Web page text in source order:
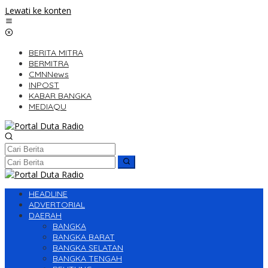
Lewati ke konten
BERITA MITRA
BERMITRA
CMNNews
INPOST
KABAR BANGKA
MEDIAQU
HEADLINE
ADVERTORIAL
DAERAH
BANGKA
BANGKA BARAT
BANGKA SELATAN
BANGKA TENGAH